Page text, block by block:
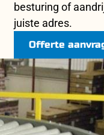
besturing of
juiste adres.
Offerte